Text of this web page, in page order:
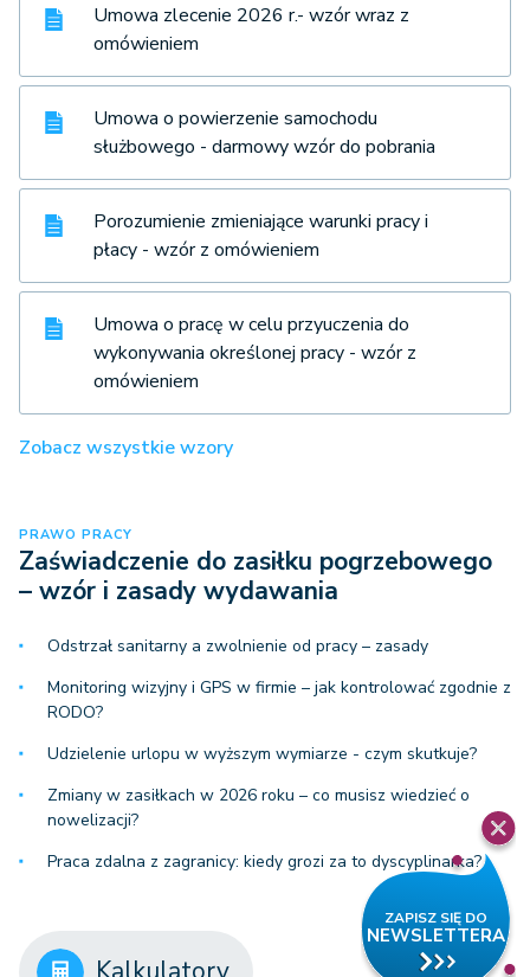
Umowa zlecenie 2026 r.- wzór wraz z
omówieniem
Umowa o powierzenie samochodu
służbowego - darmowy wzór do pobrania
Porozumienie zmieniające warunki pracy i
płacy - wzór z omówieniem
Umowa o pracę w celu przyuczenia do
wykonywania określonej pracy - wzór z
omówieniem
Zobacz wszystkie wzory
PRAWO PRACY
Zaświadczenie do zasiłku pogrzebowego
– wzór i zasady wydawania
Odstrzał sanitarny a zwolnienie od pracy – zasady
Monitoring wizyjny i GPS w firmie – jak kontrolować zgodnie z
RODO?
Udzielenie urlopu w wyższym wymiarze - czym skutkuje?
Zmiany w zasiłkach w 2026 roku – co musisz wiedzieć o
nowelizacji?
Praca zdalna z zagranicy: kiedy grozi za to dyscyplinarka?